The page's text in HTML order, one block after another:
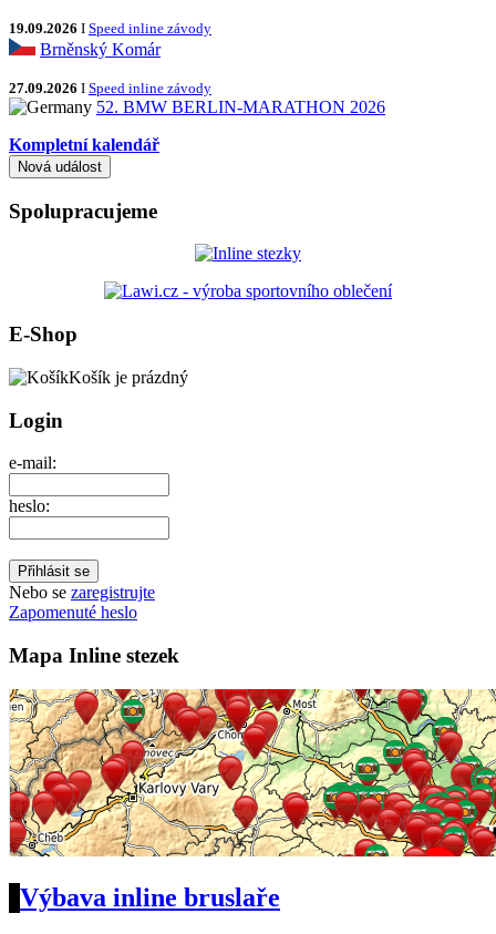
19.09.2026 I Speed inline závody
Brněnský Komár
27.09.2026 I Speed inline závody
52. BMW BERLIN-MARATHON 2026
Kompletní kalendář
Spolupracujeme
E-Shop
Košík je prázdný
Login
e-mail:
heslo:
Nebo se zaregistrujte
Zapomenuté heslo
Mapa Inline stezek
Výbava inline bruslaře